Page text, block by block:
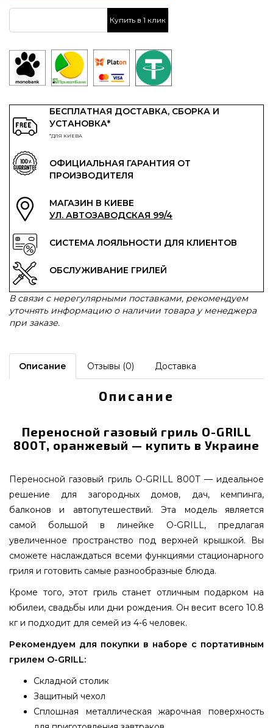
Купить в 1 клик
БЕСПЛАТНАЯ ДОСТАВКА, СБОРКА И
УСТАНОВКА*
*ДЛЯ КИЕВА
ОФИЦИАЛЬНАЯ ГАРАНТИЯ ОТ
ПРОИЗВОДИТЕЛЯ
МАГАЗИН В КИЕВЕ
УЛ. АВТОЗАВОДСКАЯ 99/4
СИСТЕМА ЛОЯЛЬНОСТИ ДЛЯ КЛИЕНТОВ
ОБСЛУЖИВАНИЕ ГРИЛЕЙ
В связи с нерегулярными поставками, рекомендуем
уточнять информацию о наличии товара у менеджера
при заказе.
Описание Отзывы (0) Доставка
Описание
Переносной газовый гриль O-GRILL
800T, оранжевый — купить в Украине
Переносной газовый гриль O-GRILL 800T — идеальное
решение для загородных домов, дач, кемпинга,
балконов и автопутешествий. Эта модель является
самой большой в линейке O-GRILL, предлагая
увеличенное пространство под верхней крышкой. Вы
сможете наслаждаться всеми функциями стационарного
гриля и готовить самые разнообразные блюда.
Кроме того, этот гриль станет отличным подарком на
юбилеи, свадьбы или дни рождения. Он весит всего 10.8
кг и подходит для семей из 4-6 человек.
Рекомендуем для покупки в наборе с портативным
грилем O-GRILL:
Складной столик
Защитный чехол
Сплошная металлическая жарочная поверхность